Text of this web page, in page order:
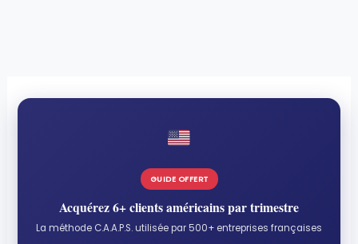
GUIDE OFFERT
Acquérez 6+ clients américains par trimestre
La méthode C.A.A.P.S. utilisée par 500+ entreprises françaises